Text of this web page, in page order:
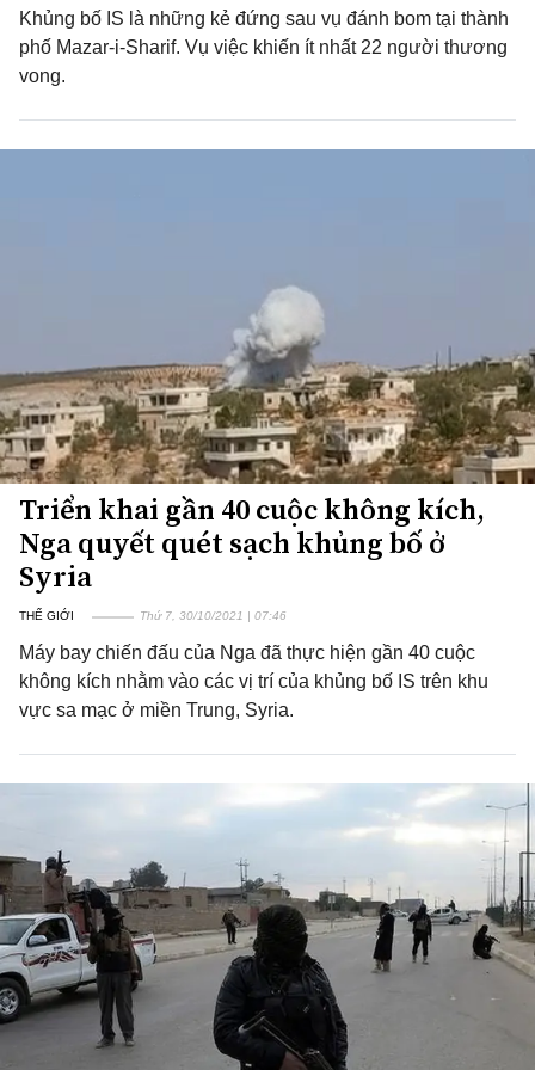
Khủng bố IS là những kẻ đứng sau vụ đánh bom tại thành
phố Mazar-i-Sharif. Vụ việc khiến ít nhất 22 người thương
vong.
Triển khai gần 40 cuộc không kích,
Nga quyết quét sạch khủng bố ở
Syria
THẾ GIỚI Thứ 7, 30/10/2021 | 07:46
Máy bay chiến đấu của Nga đã thực hiện gần 40 cuộc
không kích nhằm vào các vị trí của khủng bố IS trên khu
vực sa mạc ở miền Trung, Syria.